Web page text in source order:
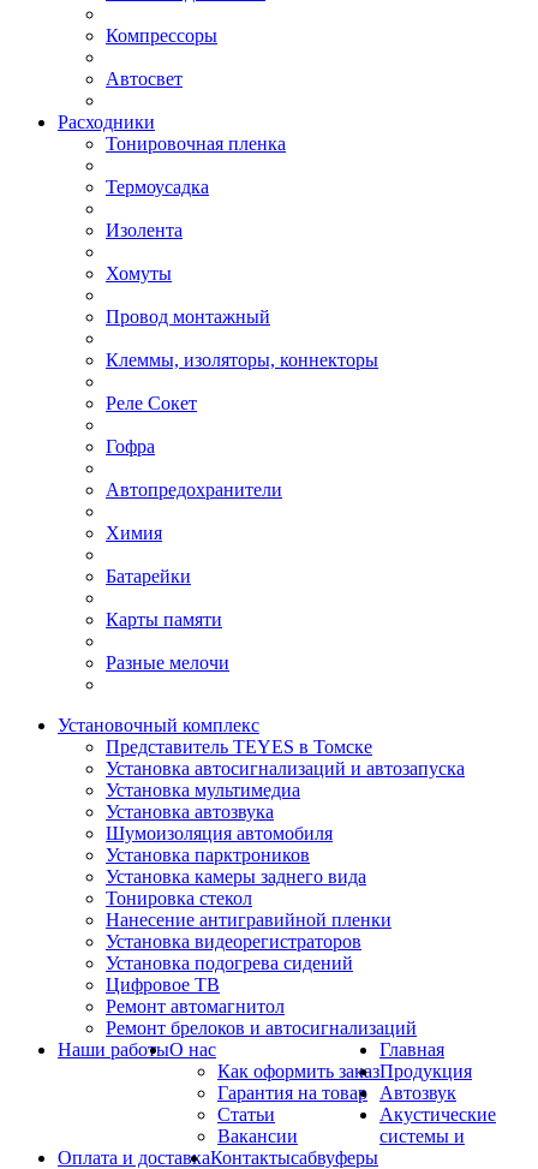
Компрессоры
Автосвет
Расходники
Тонировочная пленка
Термоусадка
Изолента
Хомуты
Провод монтажный
Клеммы, изоляторы, коннекторы
Реле Сокет
Гофра
Автопредохранители
Химия
Батарейки
Карты памяти
Разные мелочи
Установочный комплекс
Представитель TEYES в Томске
Установка автосигнализаций и автозапуска
Установка мультимедиа
Установка автозвука
Шумоизоляция автомобиля
Установка парктроников
Установка камеры заднего вида
Тонировка стекол
Нанесение антигравийной пленки
Установка видеорегистраторов
Установка подогрева сидений
Цифровое ТВ
Ремонт автомагнитол
Ремонт брелоков и автосигнализаций
Наши работыО нас
Как оформить заказ
Гарантия на товар
Статьи
Вакансии
Оплата и доставкаКонтакты
Главная
Продукция
Автозвук
Акустические
системы и
сабвуферы